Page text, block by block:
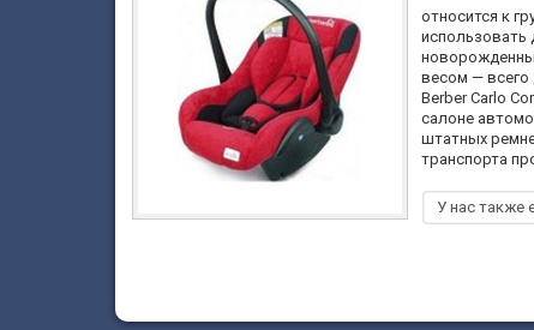
относится к
использовать
весом — всего
Berber Carlo
салоне
штатных
транспорта